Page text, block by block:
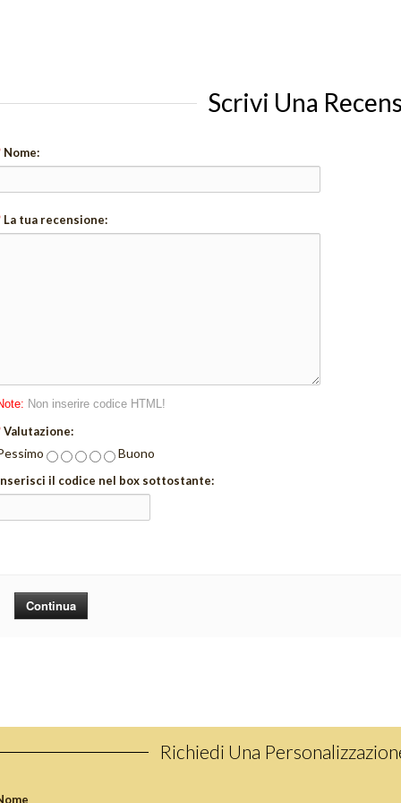
Scrivi Una
Nome:
La tua recensione:
Non inserire codice HTML!
Valutazione:
Buono
il codice nel box sottostante:
Continua
Richiedi Una